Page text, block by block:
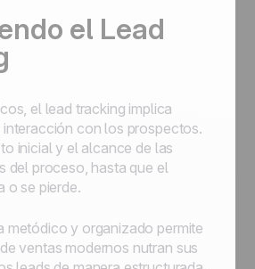
el Lead
el lead tracking implica
con los prospectos.
inicial y el alcance de las
del proceso, hasta que el
o se pierde.
metódico y organizado permite
ventas modernos nutran sus